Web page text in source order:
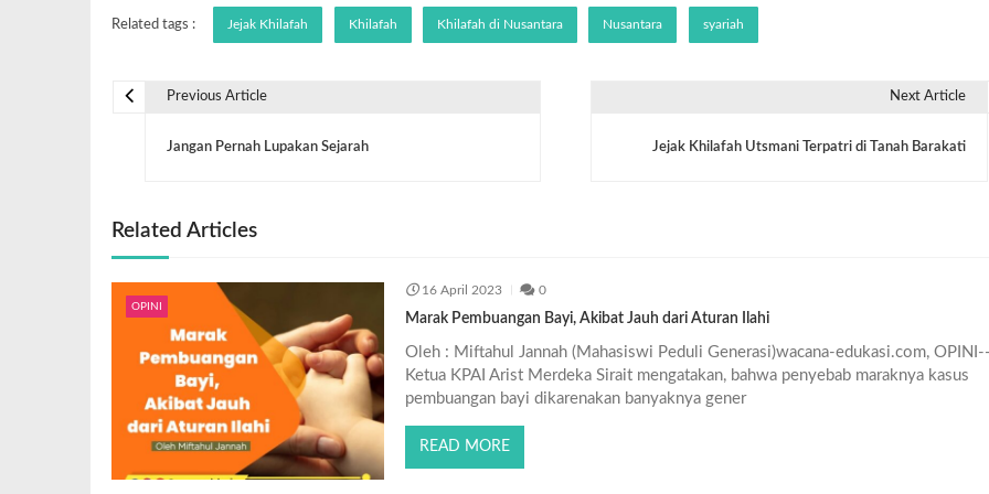
Related tags : Jejak Khilafah Khilafah Khilafah di Nusantara Nusantara syariah
Previous Article
Jangan Pernah Lupakan Sejarah
Next Article
Jejak Khilafah Utsmani Terpatri di Tanah Barakati
Related Articles
OPINI
16 April 2023 0
Marak Pembuangan Bayi, Akibat Jauh dari Aturan Ilahi
Oleh : Miftahul Jannah (Mahasiswi Peduli Generasi)wacana-edukasi.com,
Ketua KPAI Arist Merdeka Sirait mengatakan, bahwa penyebab maraknya kasus
pembuangan bayi dikarenakan banyaknya gener
READ MORE